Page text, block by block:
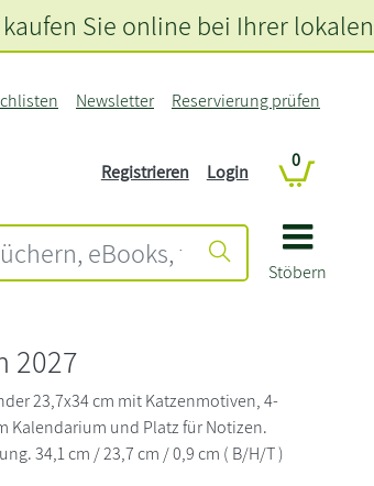
Stöbern
Newsletter Reservierung prüfen
Registrieren Login
0
kaufen Sie online bei Ihrer lokalen
2027
23,7x34 cm mit Katzenmotiven, 4-
Kalendarium und Platz für Notizen.
34,1 cm / 23,7 cm / 0,9 cm ( B/H/T )